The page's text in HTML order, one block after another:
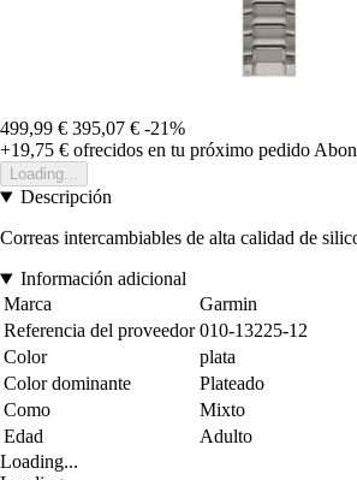
499,99 € 395,07 € -21%
+19,75 € ofrecidos en tu próximo pedido
Loading...
Descripción
Correas intercambiables de alta calidad de
Información adicional
Marca
Garmin
Referencia del proveedor 010-13225-12
Color
plata
Color dominante
Plateado
Como
Mixto
Edad
Adulto
Loading...